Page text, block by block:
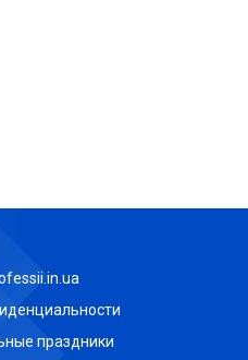
праздники